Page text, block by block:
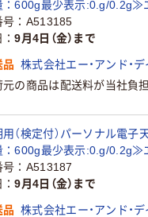
：600g最少表示:0.g/0.2g≫
号
A513185
9月4日（金）まで
品 株式会社エー・アンド・デ
元の商品は配送料が当社負担
（検定付）パーソナル電
：600g最少表示:0.g/0.2g≫
号
A513187
9月4日（金）まで
品 株式会社エー・アンド・デ